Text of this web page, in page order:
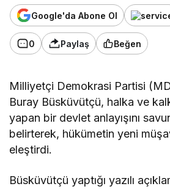
Google'da Abone Ol
0 Paylaş Beğen
Milliyetçi Demokrasi Partisi
Buray Büsküvütçü, halka ve
yapan bir devlet anlayışını
belirterek, hükümetinyeni
eleştirdi.
Büsküvütçü yaptığı yazılı